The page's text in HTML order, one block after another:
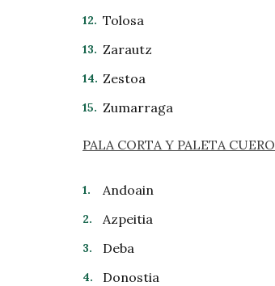
Tolosa
Zarautz
Zestoa
Zumarraga
PALA CORTA Y PALETA CUERO
Andoain
Azpeitia
Deba
Donostia